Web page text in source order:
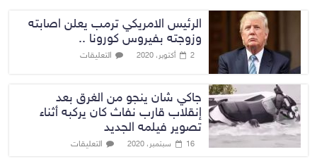
الرئيس الامريكي ترمب يعلن اصابته
وزوجته بفيروس كورونا ..
2 أكتوبر، 2020 التعليقات
جاكي شان ينجو من الغرق بعد
إنقلاب قارب نفاث كان يركبه أثناء
تصوير فيلمه الجديد
16 سبتمبر، 2020 التعليقات